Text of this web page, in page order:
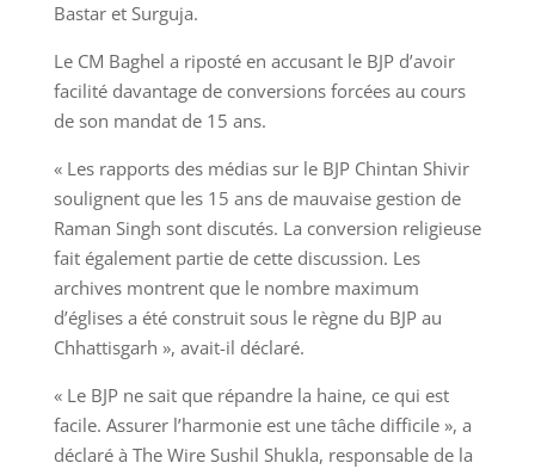
Bastar et Surguja.
Le CM Baghel a riposté en accusant le BJP d’avoir
facilité davantage de conversions forcées au cours
de son mandat de 15 ans.
« Les rapports des médias sur le BJP Chintan Shivir
soulignent que les 15 ans de mauvaise gestion de
Raman Singh sont discutés. La conversion religieuse
fait également partie de cette discussion. Les
archives montrent que le nombre maximum
d’églises a été construit sous le règne du BJP au
Chhattisgarh », avait-il déclaré.
« Le BJP ne sait que répandre la haine, ce qui est
facile. Assurer l’harmonie est une tâche difficile », a
déclaré à The Wire Sushil Shukla, responsable de la